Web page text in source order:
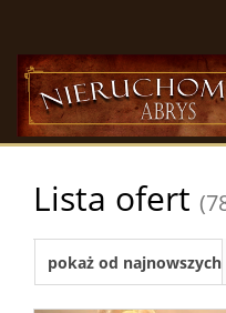
Lista ofert
pokaż od najnowszych